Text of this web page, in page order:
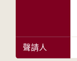
聲請人